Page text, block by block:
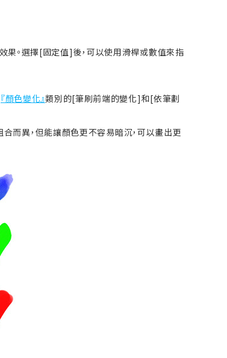
。選擇[固定值]後，可以使用滑桿或數值來指
『顏色變化』類別的[筆刷前端的變化]和[依筆劃
而異，但能讓顏色更不容易暗沉，可以畫出更